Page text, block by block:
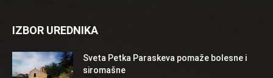
IZBOR UREDNIKA
Sveta Petka Paraskeva pomaže bolesne i
siromašne